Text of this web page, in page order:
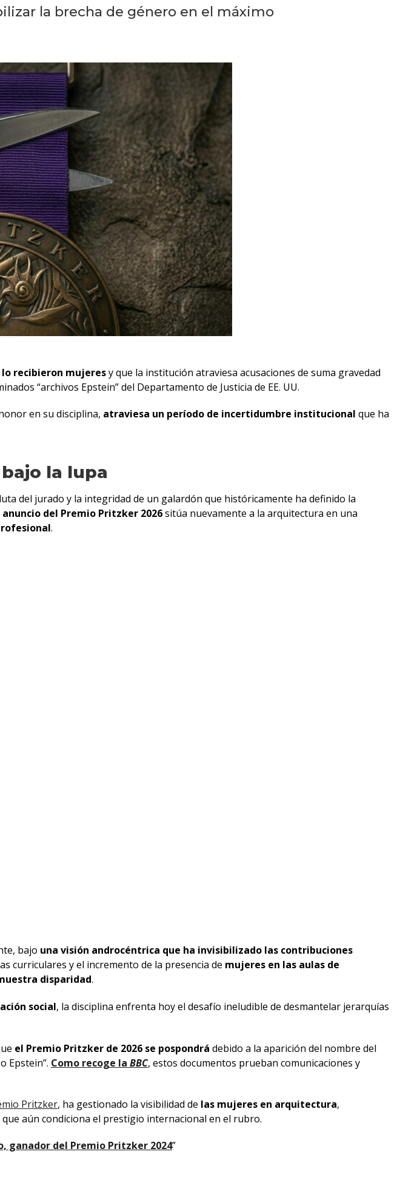
la brecha de género en el máximo
recibieron mujeresy que la institución atraviesa acusaciones de suma gravedad
“archivos Epstein” del Departamento de Justicia de EE. UU.
en su disciplina, atraviesa un período de incertidumbre institucional que ha
la lupa
del jurado y la integridad de un galardón que históricamente ha definido la
anuncio del Premio Pritzker 2026sitúa nuevamente a la arquitectura en una
.
bajo una visión androcéntrica que ha invisibilizado las contribuciones
curriculares y el incremento de la presencia de mujeres en las aulas de
disparidad.
social, la disciplina enfrenta hoy el desafío ineludible de desmantelar jerarquías
el Premio Pritzker de 2026 se pospondrá debido a la aparición del nombre del
Epstein”. Como recoge la BBC, estos documentos prueban comunicaciones y
Pritzker, ha gestionado la visibilidad de las mujeres en arquitectura,
aún condiciona el prestigio internacional en el rubro.
ganador del Premio Pritzker 2024”